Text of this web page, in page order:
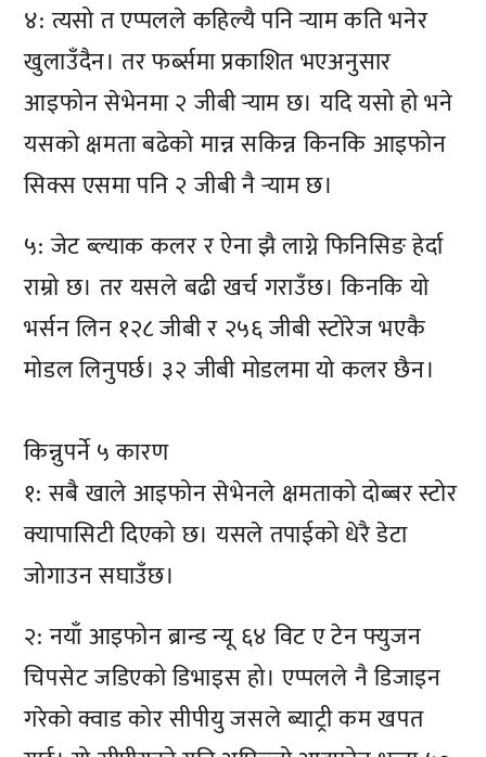
४: त्यसो त एप्पलले कहिल्यै पनि र्‍याम कति भनेर
खुलाउँदैन। तर फर्ब्समा प्रकाशित भएअनुसार
आइफोन सेभेनमा २ जीबी र्‍याम छ। यदि यसो हो भने
यसको क्षमता बढेको मान्न सकिन्न किनकि आइफोन
सिक्स एसमा पनि २ जीबी नै र्‍याम छ।
५: जेट ब्ल्याक कलर र ऐना झै लाग्ने फिनिसिङ हेर्दा
राम्रो छ। तर यसले बढी खर्च गराउँछ। किनकि यो
भर्सन लिन १२८ जीबी र २५६ जीबी स्टोरेज भएकै
मोडल लिनुपर्छ। ३२ जीबी मोडलमा यो कलर छैन।
किन्नुपर्ने ५ कारण
१: सबै खाले आइफोन सेभेनले क्षमताको दोब्बर स्टोर
क्यापासिटी दिएको छ। यसले तपाईको धेरै डेटा
जोगाउन सघाउँछ।
२: नयाँ आइफोन ब्रान्ड न्यू ६४ विट ए टेन फ्युजन
चिपसेट जडिएको डिभाइस हो। एप्पलले नै डिजाइन
गरेको क्वाड कोर सीपीयु जसले ब्याट्री कम खपत